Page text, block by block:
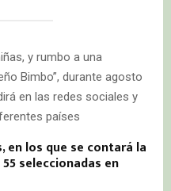
y rumbo a una
Bimbo”, durante agosto
en las redes sociales y
países
en los que se contará la
seleccionadas en